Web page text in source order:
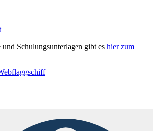
Schulungsunterlagen gibt es hier zum
flaggschiff